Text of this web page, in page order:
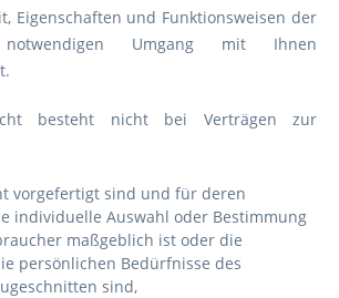
Eigenschaften und Funktionsweisen der
Umgang mit Ihnen
besteht nicht bei Verträgen zur
vorgefertigt sind und für deren
individuelle Auswahl oder Bestimmung
maßgeblich ist oder die
persönlichen Bedürfnisse des
sind,